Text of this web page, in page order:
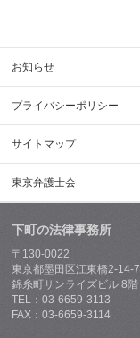
お知らせ
プライバシーポリシー
サイトマップ
東京弁護士会
下町の法律事務所
〒130-0022
東京都墨田区江東橋2-14-7
錦糸町サンライズビル 8階
TEL：03-6659-3113
FAX：03-6659-3114